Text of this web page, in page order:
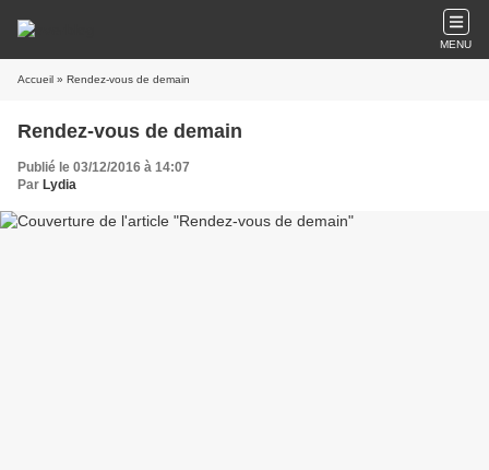
MENU
Accueil » Rendez-vous de demain
Rendez-vous de demain
Publié le 03/12/2016 à 14:07
Par Lydia